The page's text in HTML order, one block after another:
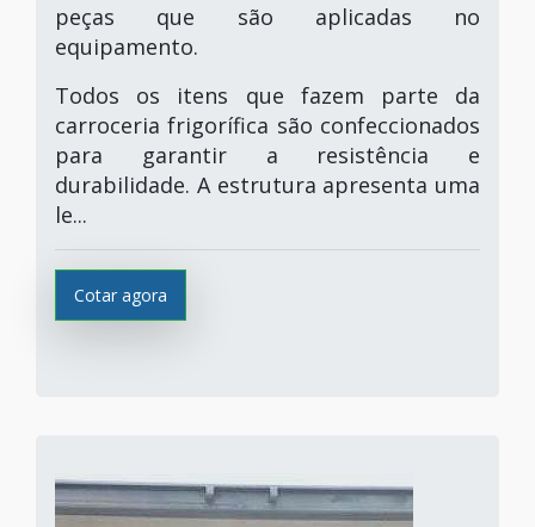
peças que são aplicadas no
equipamento.
Todos os itens que fazem parte da
carroceria frigorífica são confeccionados
para garantir a resistência e
durabilidade. A estrutura apresenta uma
le...
Cotar agora